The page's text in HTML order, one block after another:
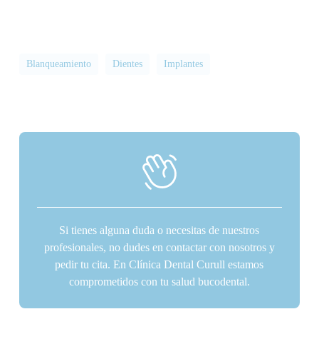
Blanqueamiento Dientes Implantes
Si tienes alguna duda o necesitas de nuestros
profesionales, no dudes en contactar con nosotros y
pedir tu cita. En Clínica Dental Curull estamos
comprometidos con tu salud bucodental.